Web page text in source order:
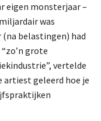
eigen monsterjaar –
was
belastingen) had
grote
vertelde
artiest geleerd hoe je